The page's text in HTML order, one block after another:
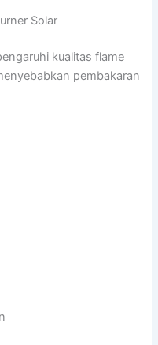
Solar
kualitas flame
pembakaran